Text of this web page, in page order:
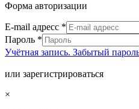
Форма авторизации
E-mail адресс *
Пароль *
Учётная запись. Забытый
или зарегистрироваться
×